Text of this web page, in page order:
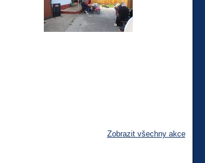
Zobrazit všechny akce